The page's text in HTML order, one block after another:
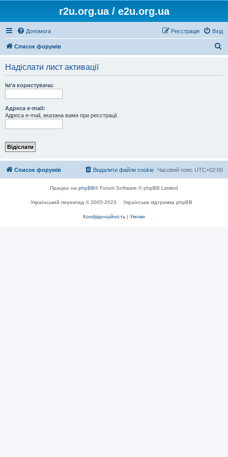
r2u.org.ua / e2u.org.ua
Допомога Вхід
Реєстрація
Список форумів
Надіслати лист активації
Ім'я користувача:
Адреса e-mail:
Адреса e-mail, вказана вами при реєстрації.
Список форумів Часовий пояс UTC+02:00
Видалити файли cookie
Працює на phpBB® Forum Software © phpBB Limited
Український переклад © 2005-2023 Українська підтримка phpBB
Конфіденційність | Умови